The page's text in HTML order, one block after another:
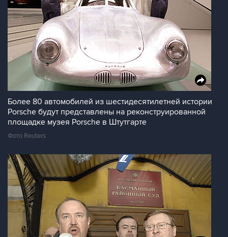
Более 80 автомобилей из шестидесятилетней истории
Porsche будут представлены на реконструированной
площадке музея Porsche в Штутгарте
Фото Reuters